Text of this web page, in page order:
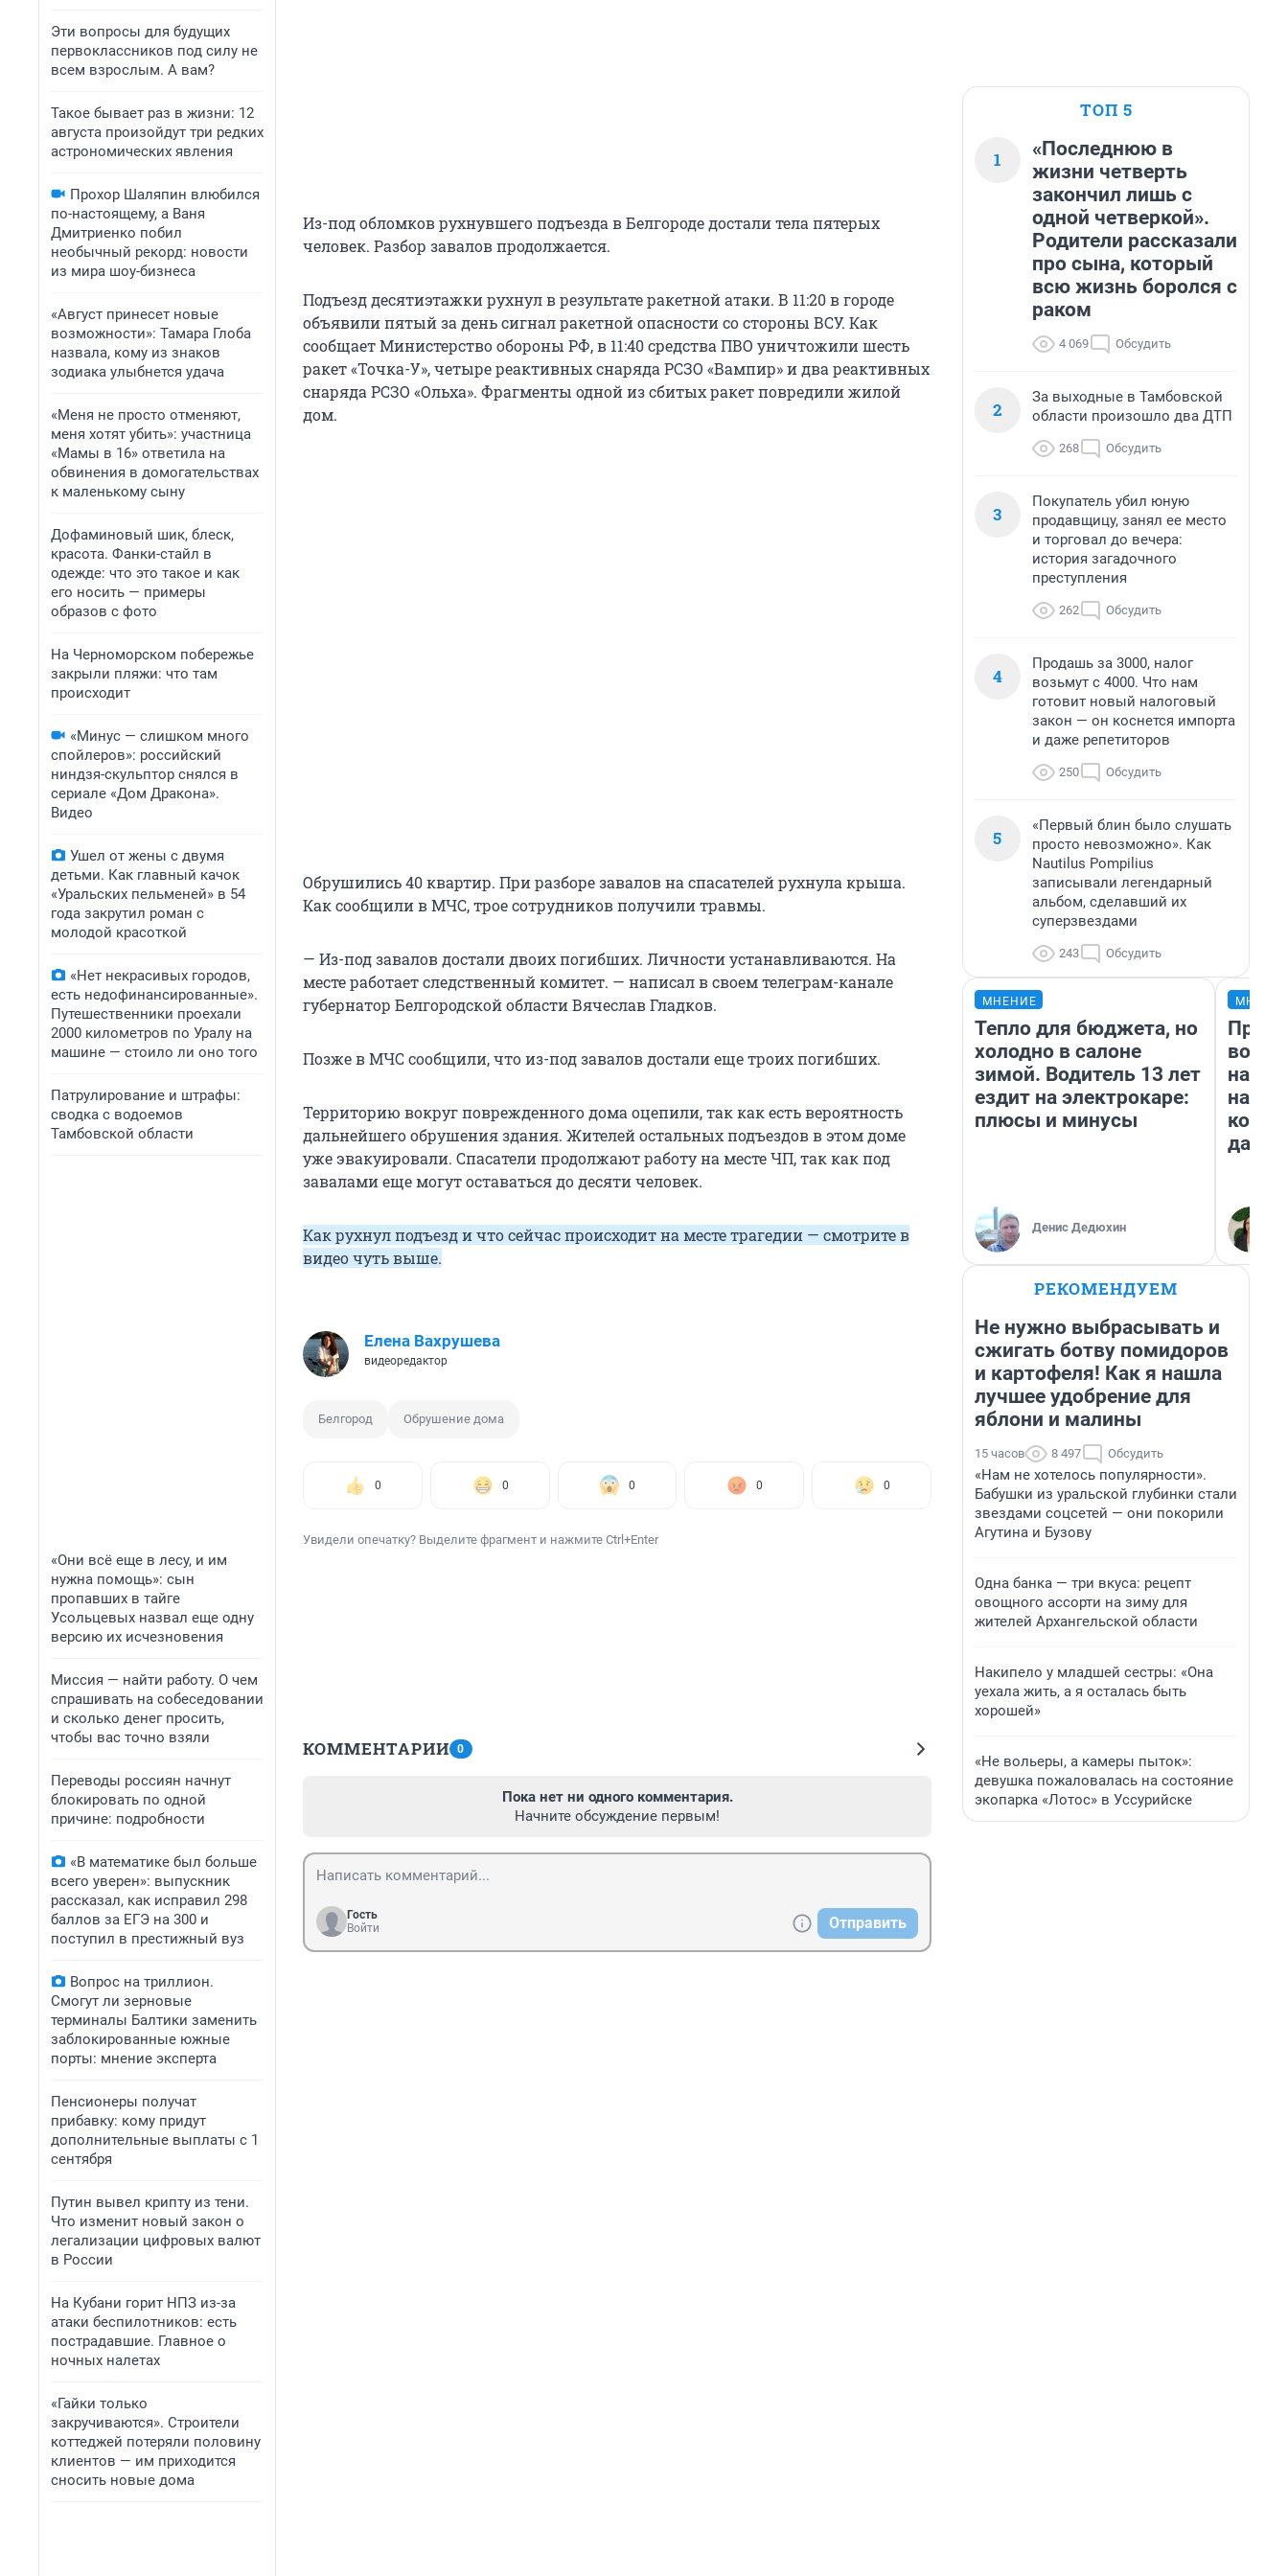
Эти вопросы для будущих
первоклассников под силу не
всем взрослым. А вам?
Такое бывает раз в жизни: 12
августа произойдут три редких
астрономических явления
Прохор Шаляпин влюбился
по-настоящему, а Ваня
Дмитриенко побил
необычный рекорд: новости
из мира шоу-бизнеса
«Август принесет новые
возможности»: Тамара Глоба
назвала, кому из знаков
зодиака улыбнется удача
«Меня не просто отменяют,
меня хотят убить»: участница
«Мамы в 16» ответила на
обвинения в домогательствах
к маленькому сыну
Дофаминовый шик, блеск,
красота. Фанки-стайл в
одежде: что это такое и как
его носить — примеры
образов с фото
На Черноморском побережье
закрыли пляжи: что там
происходит
«Минус — слишком много
спойлеров»: российский
ниндзя-скульптор снялся в
сериале «Дом Дракона».
Видео
Ушел от жены с двумя
детьми. Как главный качок
«Уральских пельменей» в 54
года закрутил роман с
молодой красоткой
«Нет некрасивых городов,
есть недофинансированные».
Путешественники проехали
2000 километров по Уралу на
машине — стоило ли оно того
Патрулирование и штрафы:
сводка с водоемов
Тамбовской области
«Они всё еще в лесу, и им
нужна помощь»: сын
пропавших в тайге
Усольцевых назвал еще одну
версию их исчезновения
Миссия — найти работу. О чем
спрашивать на собеседовании
и сколько денег просить,
чтобы вас точно взяли
Переводы россиян начнут
блокировать по одной
причине: подробности
«В математике был больше
всего уверен»: выпускник
рассказал, как исправил 298
баллов за ЕГЭ на 300 и
поступил в престижный вуз
Вопрос на триллион.
Смогут ли зерновые
терминалы Балтики заменить
заблокированные южные
порты: мнение эксперта
Пенсионеры получат
прибавку: кому придут
дополнительные выплаты с 1
сентября
Путин вывел крипту из тени.
Что изменит новый закон о
легализации цифровых валют
в России
На Кубани горит НПЗ из-за
атаки беспилотников: есть
пострадавшие. Главное о
ночных налетах
«Гайки только
закручиваются». Строители
коттеджей потеряли половину
клиентов — им приходится
сносить новые дома
Из-под обломков рухнувшего подъезда в Белгороде достали тела пятерых
человек. Разбор завалов продолжается.
Подъезд десятиэтажки рухнул в результате ракетной атаки. В 11:20 в городе
объявили пятый за день сигнал ракетной опасности со стороны ВСУ. Как
сообщает Министерство обороны РФ, в 11:40 средства ПВО уничтожили шесть
ракет «Точка-У», четыре реактивных снаряда РСЗО «Вампир» и два реактивных
снаряда РСЗО «Ольха». Фрагменты одной из сбитых ракет повредили жилой
дом.
Обрушились 40 квартир. При разборе завалов на спасателей рухнула крыша.
Как сообщили в МЧС, трое сотрудников получили травмы.
— Из-под завалов достали двоих погибших. Личности устанавливаются. На
месте работает следственный комитет. — написал в своем телеграм-канале
губернатор Белгородской области Вячеслав Гладков.
Позже в МЧС сообщили, что из-под завалов достали еще троих погибших.
Территорию вокруг поврежденного дома оцепили, так как есть вероятность
дальнейшего обрушения здания. Жителей остальных подъездов в этом доме
уже эвакуировали. Спасатели продолжают работу на месте ЧП, так как под
завалами еще могут оставаться до десяти человек.
Как рухнул подъезд и что сейчас происходит на месте трагедии — смотрите в
видео чуть выше.
Елена Вахрушева
видеоредактор
Белгород Обрушение дома
0 0 0 0 0
Увидели опечатку? Выделите фрагмент и нажмите Ctrl+Enter
КОММЕНТАРИИ 0
Пока нет ни одного комментария.
Начните обсуждение первым!
Гость
Войти
Отправить
ТОП 5
1
«Последнюю в
жизни четверть
закончил лишь с
одной четверкой».
Родители рассказали
про сына, который
всю жизнь боролся с
раком
4 069 Обсудить
2
За выходные в Тамбовской
области произошло два ДТП
268 Обсудить
3
Покупатель убил юную
продавщицу, занял ее место
и торговал до вечера:
история загадочного
преступления
262 Обсудить
4
Продашь за 3000, налог
возьмут с 4000. Что нам
готовит новый налоговый
закон — он коснется импорта
и даже репетиторов
250 Обсудить
5
«Первый блин было слушать
просто невозможно». Как
Nautilus Pompilius
записывали легендарный
альбом, сделавший их
суперзвездами
243 Обсудить
МНЕНИЕ
Тепло для бюджета, но
холодно в салоне
зимой. Водитель 13 лет
ездит на электрокаре:
плюсы и минусы
Денис Дедюхин
нам
даже
РЕКОМЕНДУЕМ
Не нужно выбрасывать и
сжигать ботву помидоров
и картофеля! Как я нашла
лучшее удобрение для
яблони и малины
15 часов 8 497 Обсудить
«Нам не хотелось популярности».
Бабушки из уральской глубинки стали
звездами соцсетей — они покорили
Агутина и Бузову
Одна банка — три вкуса: рецепт
овощного ассорти на зиму для
жителей Архангельской области
Накипело у младшей сестры: «Она
уехала жить, а я осталась быть
хорошей»
«Не вольеры, а камеры пыток»:
девушка пожаловалась на состояние
экопарка «Лотос» в Уссурийске